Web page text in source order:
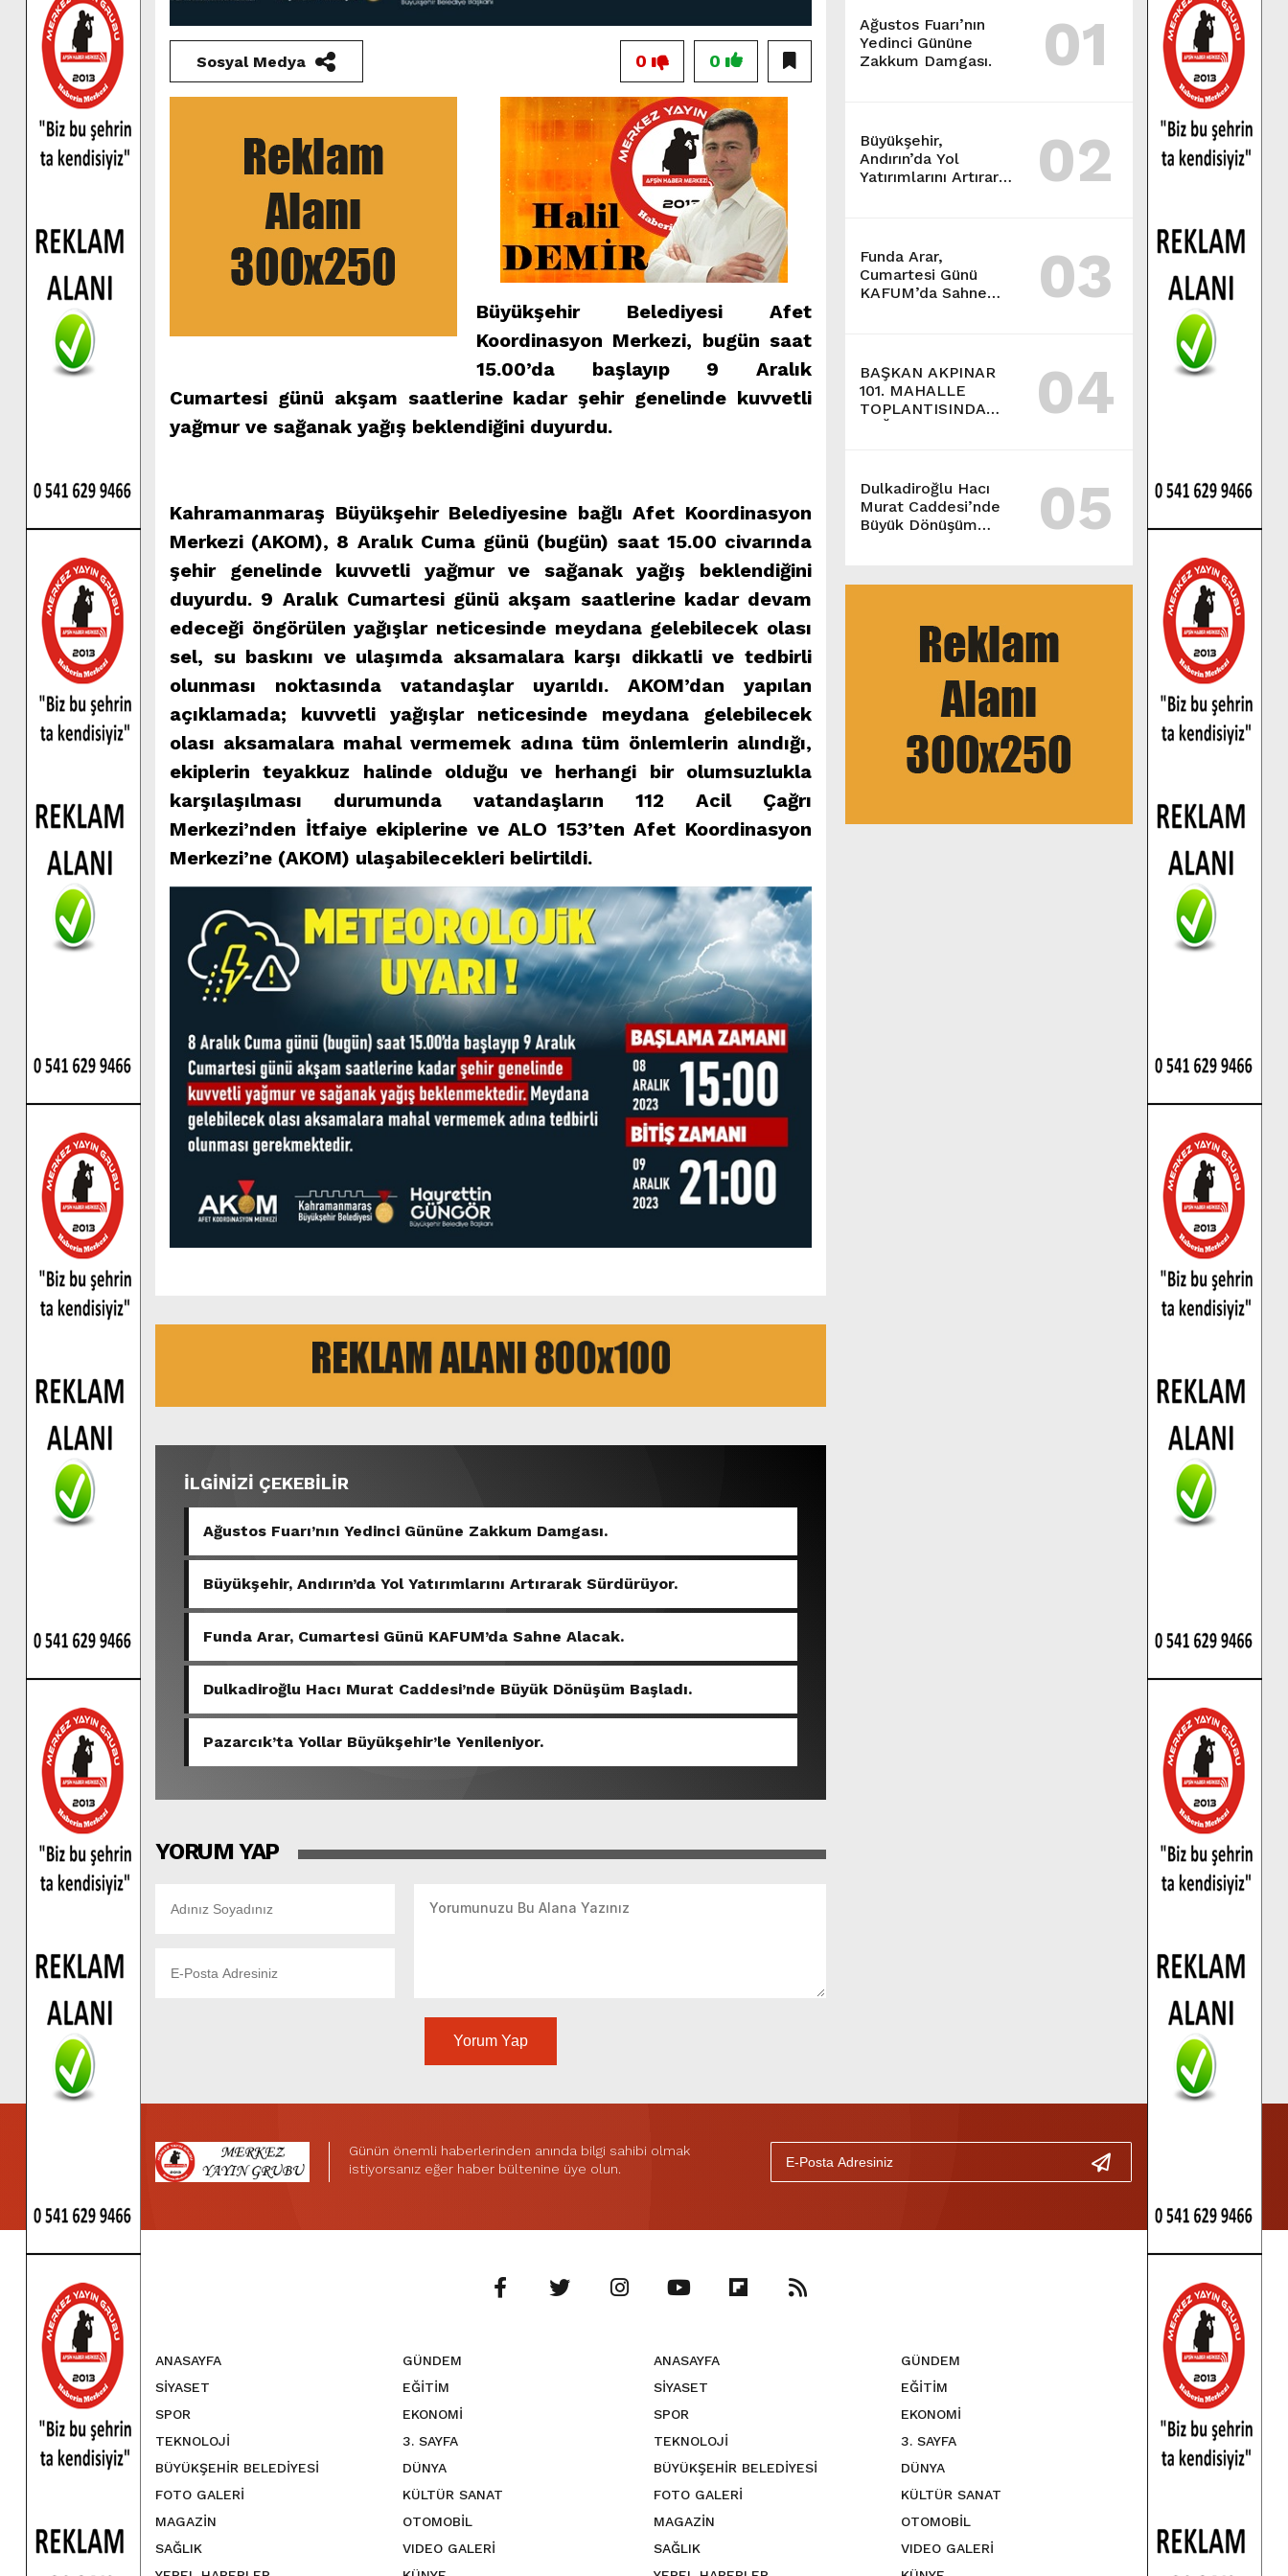
Ağustos Fuarı’nın
Yedinci Gününe
Zakkum Damgası.
01
Büyükşehir,
Andırın’da Yol
Yatırımlarını Artırarak
02
Funda Arar,
Cumartesi Günü
KAFUM’da Sahne
03
BAŞKAN AKPINAR
101. MAHALLE
TOPLANTISINDA
BAĞLARBAŞI
BULUŞTU.
04
Dulkadiroğlu Hacı
Murat Caddesi’nde
Büyük Dönüşüm
05
Sosyal Medya 0
0
Büyükşehir Belediyesi Afet
Koordinasyon Merkezi, bugün saat
15.00’da başlayıp 9 Aralık
Cumartesi günü akşam saatlerine kadar şehir genelinde kuvvetli
yağmur ve sağanak yağış beklendiğini duyurdu.
Kahramanmaraş Büyükşehir Belediyesine bağlı Afet Koordinasyon
Merkezi (AKOM), 8 Aralık Cuma günü (bugün) saat 15.00 civarında
şehir genelinde kuvvetli yağmur ve sağanak yağış beklendiğini
duyurdu. 9 Aralık Cumartesi günü akşam saatlerine kadar devam
edeceği öngörülen yağışlar neticesinde meydana gelebilecek olası
sel, su baskını ve ulaşımda aksamalara karşı dikkatli ve tedbirli
olunması noktasında vatandaşlar uyarıldı. AKOM’dan yapılan
açıklamada; kuvvetli yağışlar neticesinde meydana gelebilecek
olası aksamalara mahal vermemek adına tüm önlemlerin alındığı,
ekiplerin teyakkuz halinde olduğu ve herhangi bir olumsuzlukla
karşılaşılması durumunda vatandaşların 112 Acil Çağrı
Merkezi’nden İtfaiye ekiplerine ve ALO 153’ten Afet Koordinasyon
Merkezi’ne (AKOM) ulaşabilecekleri belirtildi.
İLGİNİZİ ÇEKEBİLİR
Ağustos Fuarı’nın Yedinci Gününe Zakkum Damgası.
Büyükşehir, Andırın’da Yol Yatırımlarını Artırarak Sürdürüyor.
Funda Arar, Cumartesi Günü KAFUM’da Sahne Alacak.
Dulkadiroğlu Hacı Murat Caddesi’nde Büyük Dönüşüm Başladı.
Pazarcık’ta Yollar Büyükşehir’le Yenileniyor.
YORUM YAP
Yorum Yap
Günün önemli haberlerinden anında bilgi sahibi olmak
istiyorsanız eğer haber bültenine üye olun.
ANASAYFA
GÜNDEM
SİYASET
EĞİTİM
SPOR
EKONOMİ
TEKNOLOJİ
3. SAYFA
BÜYÜKŞEHİR BELEDİYESİ
DÜNYA
FOTO GALERİ
KÜLTÜR SANAT
MAGAZİN
OTOMOBİL
SAĞLIK
VIDEO GALERİ
ANASAYFA
GÜNDEM
SİYASET
EĞİTİM
SPOR
EKONOMİ
TEKNOLOJİ
3. SAYFA
BÜYÜKŞEHİR BELEDİYESİ
DÜNYA
FOTO GALERİ
KÜLTÜR SANAT
MAGAZİN
OTOMOBİL
SAĞLIK
VIDEO GALERİ